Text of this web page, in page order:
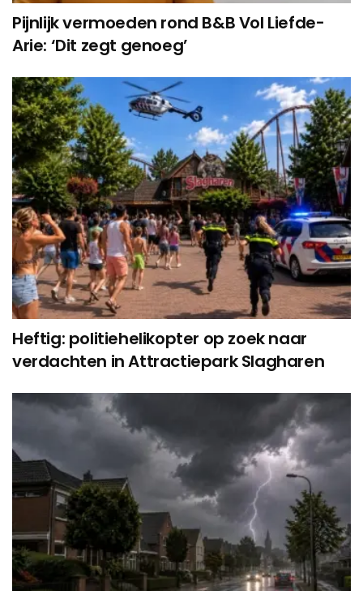
Pijnlijk vermoeden rond B&B Vol Liefde-
Arie: ‘Dit zegt genoeg’
Heftig: politiehelikopter op zoek naar
verdachten in Attractiepark Slagharen